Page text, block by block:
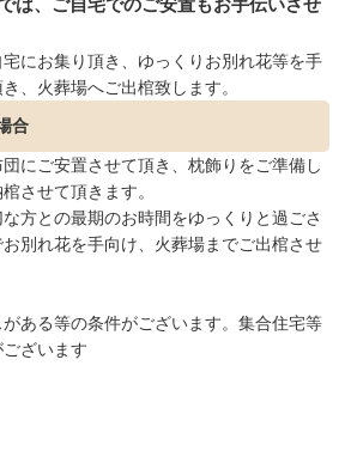
にお集り頂き、ゆっくりお別れ花等を手
、火葬場へご出棺致します。
合
にご安置させて頂き、枕飾りをご準備し
させて頂きます。
方との最期のお時間をゆっくりと過ごさ
別れ花を手向け、火葬場までご出棺させ
ある等の条件がございます。集合住宅等
ざいます